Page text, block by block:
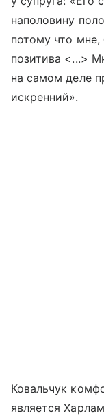
наполовину
потому что мне,
позитива <...>
на самом деле
искренний».
Ковальчук
является